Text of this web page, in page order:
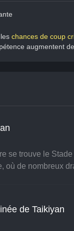
chances de coup
augmentent de
se trouve le
où de nombreux
de Taikiyan